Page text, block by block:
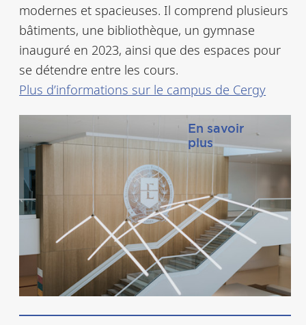
étudiants, et de
contribuer à la vie
sociale et culturelle
du campus.
En savoir
plus
modernes et spacieuses. Il comprend plusieurs
bâtiments, une bibliothèque, un gymnase
inauguré en 2023, ainsi que des espaces pour
se détendre entre les cours.
Plus d’informations sur le campus de Cergy